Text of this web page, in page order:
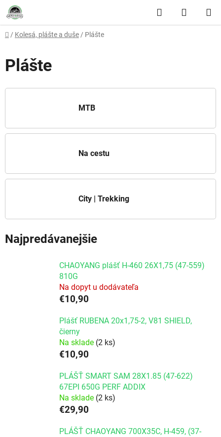
Prejsť na obsah Hľadať
Domov
/ Kolesá, plášte a duše / Plášte
Plášte
MTB
Na cestu
City | Trekking
Najpredávanejšie
CHAOYANG plášť H-460 26X1,75 (47-559)
810G
Na dopyt u dodávateľa
€10,90
Plášť RUBENA 20x1,75-2, V81 SHIELD,
čierny
Na sklade (2 ks)
€10,90
PLÁŠŤ SMART SAM 28X1.85 (47-622)
67EPI 650G PERF ADDIX
Na sklade (2 ks)
€29,90
PLÁŠŤ CHAOYANG 700X35C, H-459, (37-